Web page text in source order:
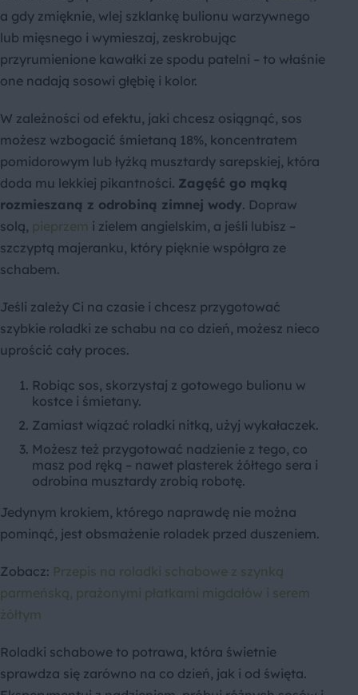
a gdy zmięknie, wlej szklankę bulionu warzywnego
lub mięsnego i wymieszaj, zeskrobując
przyrumienione kawałki ze spodu patelni – to właśnie
one nadają sosowi głębię i kolor.
W zależności od efektu, jaki chcesz osiągnąć, sos
możesz wzbogacić śmietaną 18%, koncentratem
pomidorowym lub łyżką musztardy sarepskiej, która
doda mu lekkiej pikantności. Zagęść go mąką
rozmieszaną z odrobiną zimnej wody. Dopraw
solą, pieprzem i zielem angielskim, a jeśli lubisz –
szczyptą majeranku, który pięknie współgra ze
schabem.
Jeśli zależy Ci na czasie i chcesz przygotować
szybkie roladki ze schabu na co dzień, możesz nieco
uprościć cały proces.
Robiąc sos, skorzystaj z gotowego bulionu w
kostce i śmietany.
Zamiast wiązać roladki nitką, użyj wykałaczek.
Możesz też przygotować nadzienie z tego, co
masz pod ręką – nawet plasterek żółtego sera i
odrobina musztardy zrobią robotę.
Jedynym krokiem, którego naprawdę nie można
pominąć, jest obsmażenie roladek przed duszeniem.
Zobacz: Przepis na roladki schabowe z szynką
parmeńską, prażonymi płatkami migdałów i serem
żółtym
Roladki schabowe to potrawa, która świetnie
sprawdza się zarówno na co dzień, jak i od święta.